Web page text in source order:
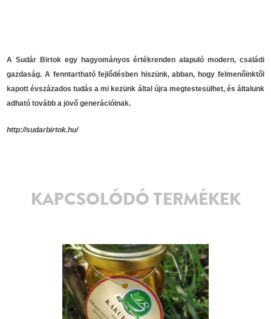
A Sudár Birtok egy hagyományos értékrenden alapuló modern, családi
gazdaság. A fenntartható fejlődésben hiszünk, abban, hogy felmenőinktől
kapott évszázados tudás a mi kezünk által újra megtestesülhet, és általunk
adható tovább a jövő generációinak.
http://sudarbirtok.hu/
KAPCSOLÓDÓ TERMÉKEK